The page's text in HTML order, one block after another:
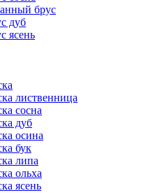
брус
дуб
ясень
лиственница
сосна
дуб
осина
бук
липа
ольха
ясень